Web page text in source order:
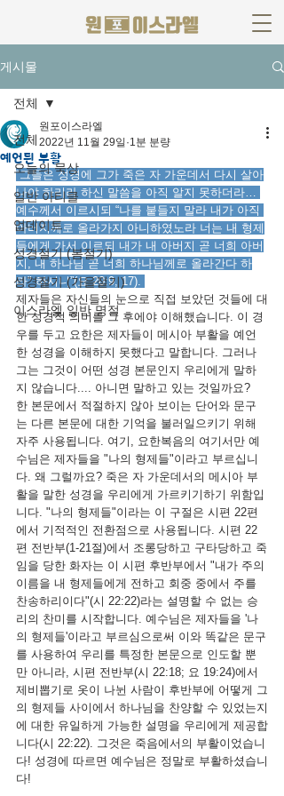
게시물
전체
오늘의 묵상
일반 아티클
업데이트
성경절기 (봄절기)
성경절기 (가을절기)
이스라엘 일반 명절
전체
예언된 부활
원포이스라엘
2022년 11월 29일 1분 분량
“그들은 성경에 그가 죽은 자 가운데서 다시 살아
나야 하리라 하신 말씀을 아직 알지 못하더라…
예수께서 이르시되 “나를 붙들지 말라 내가 아직
아버지께로 올라가지 아니하였노라 너는 내 형제
들에게 가서 이르되 내가 내 아버지 곧 너희 아버
지, 내 하나님 곧 너희 하나님께로 올라간다 하
라" 하시니”(요 20:9, 17).
제자들은 자신들의 눈으로 직접 보았던 것들에 대
한 성경적 의미를 그 후에야 이해했습니다. 이 경
우를 두고 요한은 제자들이 메시아 부활을 예언
한 성경을 이해하지 못했다고 말합니다. 그러나
그는 그것이 어떤 성경 본문인지 우리에게 말하
지 않습니다.... 아니면 말하고 있는 것일까요?
한 본문에서 적절하지 않아 보이는 단어와 문구
는 다른 본문에 대한 기억을 불러일으키기 위해
자주 사용됩니다. 여기, 요한복음의 여기서만 예
수님은 제자들을 "나의 형제들"이라고 부르십니
다. 왜 그럴까요? 죽은 자 가운데서의 메시아 부
활을 말한 성경을 우리에게 가르키기하기 위함입
니다. "나의 형제들"이라는 이 구절은 시편 22편
에서 기적적인 전환점으로 사용됩니다. 시편 22
편 전반부(1-21절)에서 조롱당하고 구타당하고 죽
임을 당한 화자는 이 시편 후반부에서 "내가 주의
이름을 내 형제들에게 전하고 회중 중에서 주를
찬송하리이다"(시 22:22)라는 설명할 수 없는 승
리의 찬미를 시작합니다. 예수님은 제자들을 '나
의 형제들'이라고 부르심으로써 이와 똑같은 문구
를 사용하여 우리를 특정한 본문으로 인도할 뿐
만 아니라, 시편 전반부(시 22:18; 요 19:24)에서
제비뽑기로 옷이 나뉜 사람이 후반부에 어떻게 그
의 형제들 사이에서 하나님을 찬양할 수 있었는지
에 대한 유일하게 가능한 설명을 우리에게 제공합
니다(시 22:22). 그것은 죽음에서의 부활이었습니
다! 성경에 따르면 예수님은 정말로 부활하셨습니
다!